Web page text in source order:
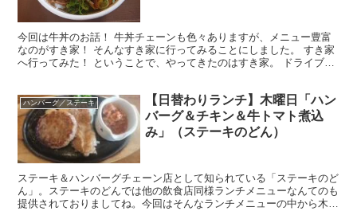
今回は牛丼のお話！ 牛丼チェーンも色々ありますが、メニュー豊富
なのがすき家！ そんなすき家に行ってみることにしました。 すき家
へ行ってみた！ ということで、やってきたのはすき家。 ドライブス
ハンバーグ／ステーキ
【日替わりランチ】木曜日「ハン
バーグ＆チキン＆牛トマト煮込
み」（ステーキのどん）
ステーキ＆ハンバーグチェーン店として知られている「ステーキのど
ん」。ステーキのどんでは他の飲食店同様ランチメニューなんてのも
提供されておりましてね。今回はそんなランチメニューの中から木曜